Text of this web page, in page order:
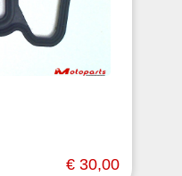
€ 30,00